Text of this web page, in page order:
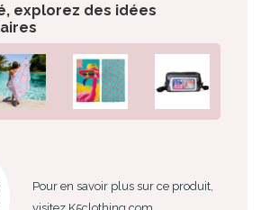
explorez des idées
Pour en savoir plus sur ce produit,